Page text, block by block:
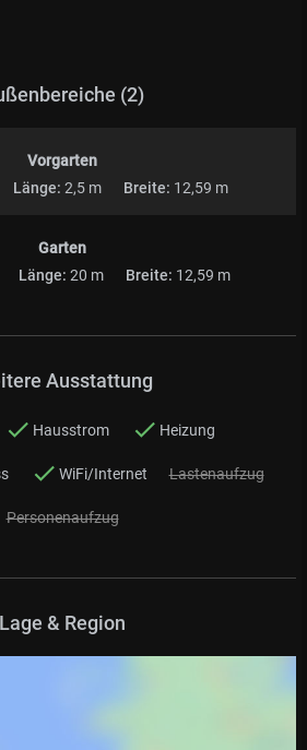
(2)
Vorgarten
Länge: 2,5 m Breite: 12,59 m
Garten
Länge: 20 m Breite: 12,59 m
Ausstattung
Hausstrom Heizung
WiFi/Internet Lastenaufzug
Personenaufzug
Lage & Region